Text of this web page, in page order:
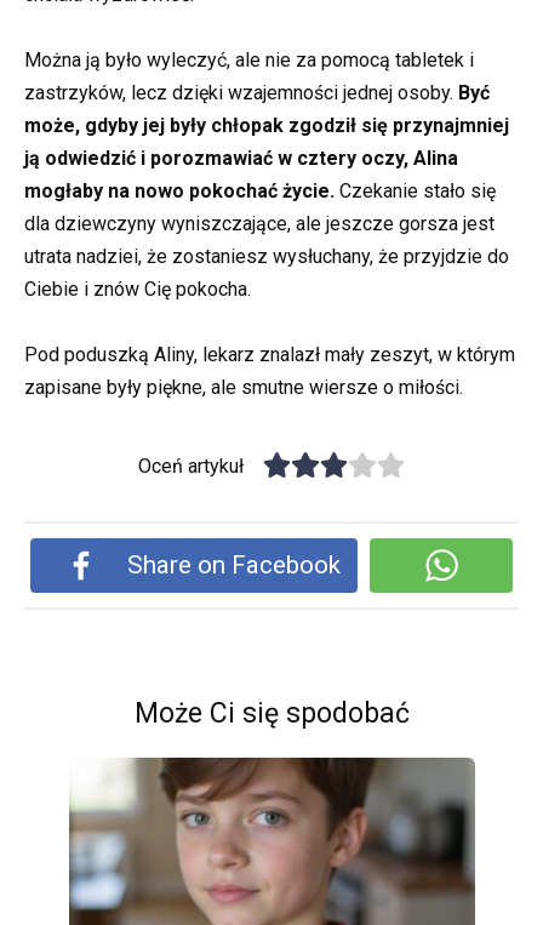
Można ją było wyleczyć, ale nie za pomocą tabletek i
zastrzyków, lecz dzięki wzajemności jednej osoby. Być
może, gdyby jej były chłopak zgodził się przynajmniej
ją odwiedzić i porozmawiać w cztery oczy, Alina
mogłaby na nowo pokochać życie. Czekanie stało się
dla dziewczyny wyniszczające, ale jeszcze gorsza jest
utrata nadziei, że zostaniesz wysłuchany, że przyjdzie do
Ciebie i znów Cię pokocha.
Pod poduszką Aliny, lekarz znalazł mały zeszyt, w którym
zapisane były piękne, ale smutne wiersze o miłości.
Oceń artykuł
Share on Facebook
Może Ci się spodobać